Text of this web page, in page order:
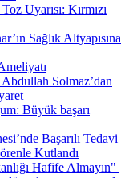
Uyarısı: Kırmızı
Sağlık Altyapısına
Solmaz’dan
Büyük başarı
Başarılı Tedavi
Kutlandı
Hafife Almayın"